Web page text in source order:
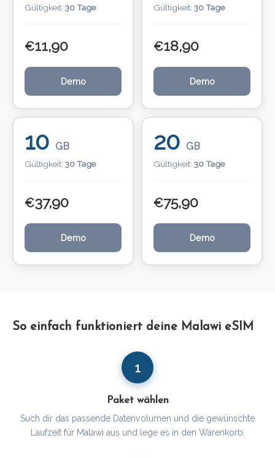
Gültigkeit: 30 Tage
€11,90
Demo
Gültigkeit: 30 Tage
€18,90
Demo
10 GB
Gültigkeit: 30 Tage
€37,90
Demo
20 GB
Gültigkeit: 30 Tage
€75,90
Demo
So einfach funktioniert deine Malawi eSIM
1
Paket wählen
Such dir das passende Datenvolumen und die gewünschte
Laufzeit für Malawi aus und lege es in den Warenkorb.